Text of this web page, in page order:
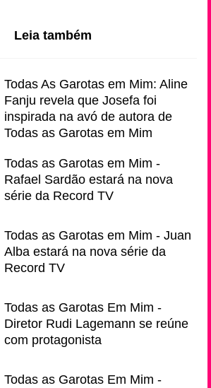
Leia também
Todas As Garotas em Mim: Aline
Fanju revela que Josefa foi
inspirada na avó de autora de
Todas as Garotas em Mim
Todas as Garotas em Mim -
Rafael Sardão estará na nova
série da Record TV
Todas as Garotas em Mim - Juan
Alba estará na nova série da
Record TV
Todas as Garotas Em Mim -
Diretor Rudi Lagemann se reúne
com protagonista
Todas as Garotas Em Mim -